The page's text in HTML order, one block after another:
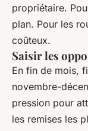
propriétaire.
plan. Pour les
coûteux.
Saisir les
En fin de mois,
novembre-
pression pour
les remises les